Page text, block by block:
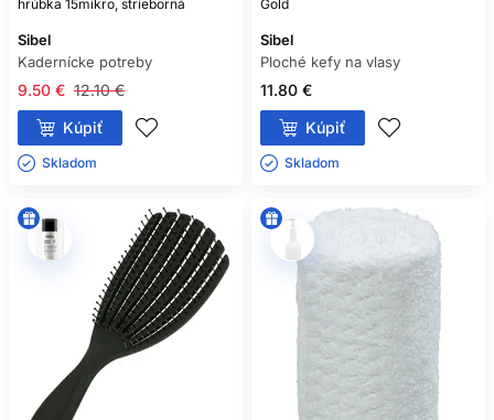
hrúbka 15mikro, strieborná
Sibel
Kadernícke potreby
12.10 €
9.50 €
Kúpiť
Skladom ㅤ
Gold
Sibel
Ploché kefy na vlasy
11.80 €
Kúpiť
Skladom ㅤ